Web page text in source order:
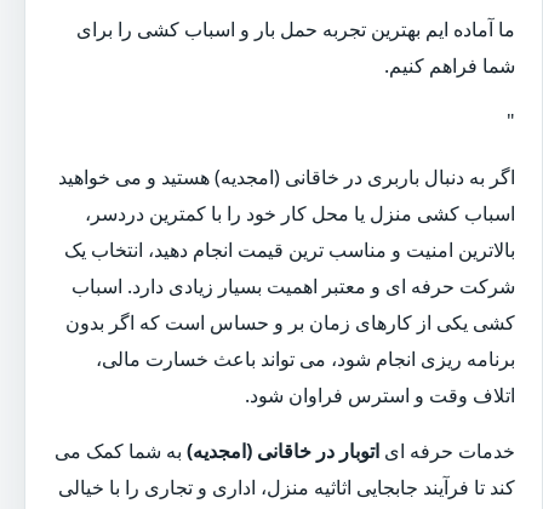
ما آماده ایم بهترین تجربه حمل بار و اسباب کشی را برای
شما فراهم کنیم.
"
اگر به دنبال باربری در خاقانی (امجدیه) هستید و می خواهید
اسباب کشی منزل یا محل کار خود را با کمترین دردسر،
بالاترین امنیت و مناسب ترین قیمت انجام دهید، انتخاب یک
شرکت حرفه ای و معتبر اهمیت بسیار زیادی دارد. اسباب
کشی یکی از کارهای زمان بر و حساس است که اگر بدون
برنامه ریزی انجام شود، می تواند باعث خسارت مالی،
اتلاف وقت و استرس فراوان شود.
خدمات حرفه ای اتوبار در خاقانی (امجدیه) به شما کمک می
کند تا فرآیند جابجایی اثاثیه منزل، اداری و تجاری را با خیالی